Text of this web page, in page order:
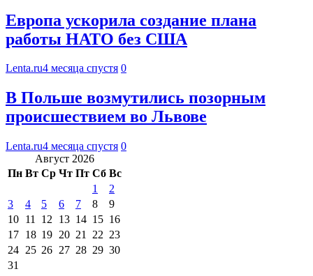
Европа ускорила создание плана
работы НАТО без США
Lenta.ru4 месяца спустя 0
В Польше возмутились позорным
происшествием во Львове
Lenta.ru4 месяца спустя 0
Август 2026
Пн Вт Ср Чт Пт Сб Вс
1
2
3
4 5 6 7 8
9
10 11 12 13 14 15 16
17 18 19 20 21 22 23
24 25 26 27 28 29 30
31